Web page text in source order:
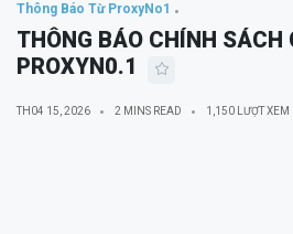
Thông Báo Từ ProxyNo1
THÔNG BÁO CHÍNH SÁCH
PROXYN0.1
TH04 15, 2026 2 MINS READ 1,150 LƯỢT XEM